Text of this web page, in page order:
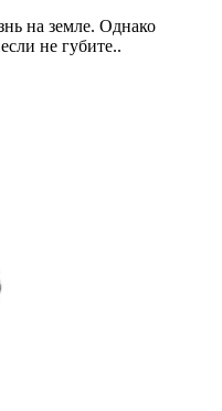
на земле. Однако
не губите..